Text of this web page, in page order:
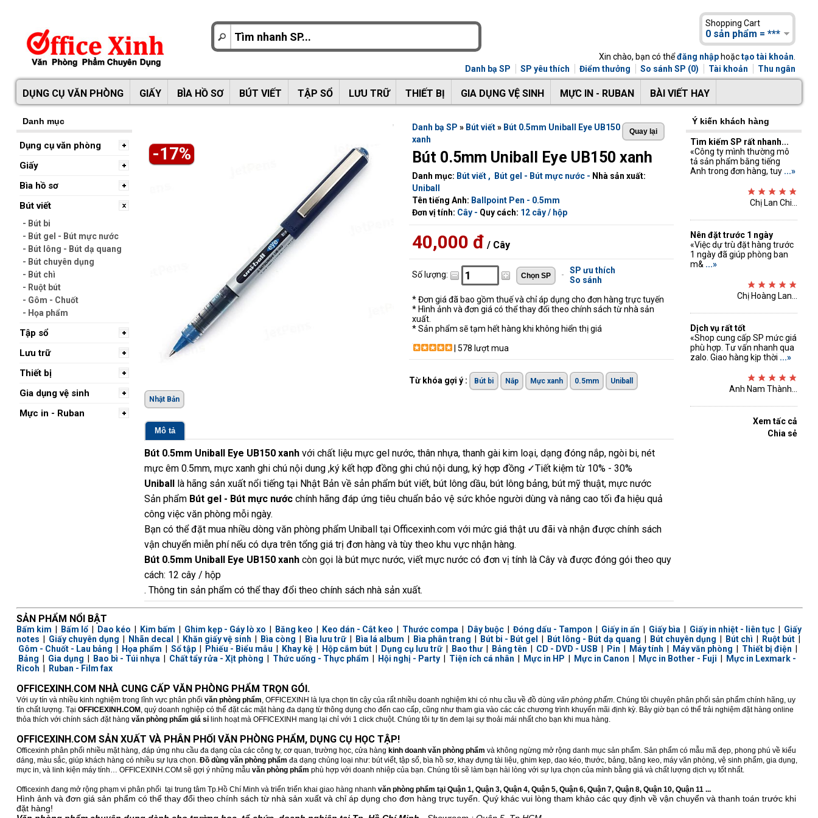
Shopping Cart
0 sản phẩm = ***
Xin chào, bạn có thểđăng nhập hoặctạo tài khoản
Danh bạ SP
SP yêu thích Điểm thưởng So sánh SP (0) Tài khoản Thu ngân
DỤNG CỤ VĂN PHÒNG GIẤY BÌA HỒ SƠ BÚT VIẾT TẬP SỔ LƯU TRỮ THIẾT BỊ GIA DỤNG VỆ SINH MỰC IN - RUBAN BÀI VIẾT HAY
Danh mục
Dụng cụ văn phòng
Giấy
Bìa hồ sơ
Bút viết
- Bút bi
- Bút gel - Bút mực nước
- Bút lông - Bút dạ quang
- Bút chuyên dụng
- Bút chì
- Ruột bút
- Gôm - Chuốt
- Họa phẩm
Tập sổ
Lưu trữ
Thiết bị
Gia dụng vệ sinh
Mực in - Ruban
Ý kiến khách hàng
Tìm kiếm SP rất nhanh...
«Công ty mình thường mô
tả sản phẩm bằng tiếng
Anh trong đơn hàng, tuy ...»
Chị Lan Chi...
Nên đặt trước 1 ngày
«Việc dự trù đặt hàng trước
1 ngày đã giúp phòng ban
m& ...»
Chị Hoàng Lan...
Dịch vụ rất tốt
«Shop cung cấp SP mức giá
phù hợp. Tư vấn nhanh qua
zalo. Giao hàng kịp thời ...»
Anh Nam Thành...
Xem tấc cả
Chia sẻ
-17%
Danh bạ SP » Bút viết» Bút 0.5mm Uniball Eye UB150
xanh
Bút 0.5mm Uniball Eye UB150 xanh
Danh mục: Bút viết, Bút gel - Bút mực nước- Nhà sản xuất:
Uniball
Tên tiếng Anh: Ballpoint Pen - 0.5mm
Đơn vị tính: Cây - Quy cách: 12 cây / hộp
40,000 đ / Cây
Số lượng: - SP ưu thích
So sánh
* Đơn giá đã bao gồm thuế và chỉ áp dụng cho đơn hàng trực tuyến
* Hình ảnh và đơn giá có thể thay đổi theo chính sách từ nhà sản
xuất.
* Sản phẩm sẽ tạm hết hàng khi không hiển thị giá
| 578 lượt mua
Từ khóa gợi ý : Bút bi Nắp Mực xanh 0.5mm Uniball
Nhật Bản
Mô tả
Bút 0.5mm Uniball Eye UB150 xanhvới chất liệu mực gel nước, thân nhựa, thanh gài kim loại, dạng đóng nắp, ngòi bi, nét
mực êm 0.5mm, mực xanh ghi chú nội dung ,ký kết hợp đồng ghi chú nội dung, ký hợp đồng ✓Tiết kiệm từ 10% - 30%
Uniballlà hãng sản xuất nổi tiếng tại Nhật Bản về sản phẩm bút viết, bút lông dầu, bút lông bảng, bút mỹ thuật, mực nước
Sản phẩm Bút gel - Bút mực nướcchính hãng đáp ứng tiêu chuẩn bảo vệ sức khỏe người dùng và nâng cao tối đa hiệu quả
công việc văn phòng mỗi ngày.
Bạn có thể đặt mua nhiều dòng văn phòng phẩm Uniball tại Officexinh.com với mức giá thật ưu đãi và nhận được chính sách
vận chuyển miễn phí nếu có dựa trên tổng giá trị đơn hàng và tùy theo khu vực nhận hàng.
Bút 0.5mm Uniball Eye UB150 xanhcòn gọi là bút mực nước, viết mực nước có đơn vị tính là Cây và được đóng gói theo quy
cách: 12 cây / hộp
. Thông tin sản phẩm có thể thay đổi theo chính sách nhà sản xuất.
SẢN PHẨM NỔI BẬT
Bấm kim Bấm lổ| Dao kéo Kim bấm Ghim kẹp - Gáy lò xo Băng keo Keo dán - Cắt keo Thước compa Dây buộc| Đóng dấu - Tampon Giấy in ấn Giấy bìa Giấy in nhiệt - liên tục| Giấy
notes
Giấy chuyên dụng Nhãn decal Khăn giấy vệ sinh Bìa còng Bìa lưu trữ| Bìa lá album Bìa phân trang Bút bi - Bút gel Bút lông - Bút dạ quang Bút chuyên dụng Bút chì Ruột bút|
Gôm - Chuốt - Lau bảng
Họa phẩm Sổ tập| Phiếu - Biểu mẫu Khay kệ| Hộp cắm bút| Dụng cụ lưu trữ| Bao thư| Bảng tên CD - DVD - USB Pin Máy tính Máy văn phòng Thiết bị điện
Bảng
Gia dụng Bao bì - Túi nhựa Chất tẩy rửa - Xịt phòng Thức uống - Thực phẩm Hội nghị - Party| Tiện ích cá nhân Mực in HP Mực in Canon Mực in Bother - Fuji
Mực in Lexmark -
Ricoh
Ruban - Film fax
OFFICEXINH.COM NHÀ CUNG CẤP VĂN PHÒNG PHẨM TRỌN GÓI.
Với uy tín và nhiều kinh nghiệm trong lĩnh vực phân phối văn phòng phẩm, OFFICEXINH là lựa chọn tin cậy của rất nhiều doanh nghiệm khi có nhu cầu về đồ dùng văn phòng phẩm. Chúng tôi chuyên phân phối sản phẩm chính hãng, uy
tín chất lượng. Tại OFFICEXINH.COM , quý doanh nghiệp có thể đặt các mặt hàng đa dạng từ thông dụng cho đến cao cấp, cũng như tham gia vào các các chương trình khuyến mãi định kỳ. Bây giờ bạn có thể trải nghiệm đặt hàng online
thỏa thích với chính sách đặt hàng văn phòng phẩm giá sỉlinh hoạt mà OFFICEXINH mang lại chỉ với 1 click chuột. Chúng tôi tự tin đem lại sự thoải mái nhất cho bạn khi mua hàng.
OFFICEXINH.COM SẢN XUẤT VÀ PHÂN PHỐI VĂN PHÒNG PHẨM, DỤNG CỤ HỌC TẬP!
Officexinh phân phối nhiều mặt hàng, đáp ứng nhu cầu đa dạng của các công ty, cơ quan, trường học, cửa hàng kinh doanh văn phòng phẩm và không ngừng mở rộng danh mục sản phẩm. Sản phẩm có mẫu mã đẹp, phong phú về kiểu
dáng, màu sắc, giúp khách hàng có nhiều sự lựa chọn. Đồ dùng văn phòng phẩm đa dạng chủng loại như: bút viết, tập sổ, bìa hồ sơ, khay đựng tài liệu, ghim kẹp, dao kéo, thước, bảng, băng keo, máy văn phòng, vệ sinh phẩm, gia dụng,
mực in, và linh kiện máy tính… OFFICEXINH.COM sẽ gợi ý những mẫu văn phòng phẩm phù hợp với doanh nhiệp của bạn. Chúng tôi sẽ làm bạn hài lòng với sự lựa chọn của mình bằng giá và chất lượng dịch vụ tốt nhất.
Officexinh đang mở rộng phạm vi phân phối tại trung tâm Tp.Hồ Chí Minh và triển triển khai giao hàng nhanh văn phòng phẩm tại Quận 1, Quận 3, Quận 4, Quận 5, Quận 6, Quận 7, Quận 8, Quận 10, Quận 11 ...
Hình ảnh và đơn giá sản phẩm có thể thay đổi theo chính sách từ nhà sản xuất và chỉ áp dụng cho đơn hàng trực tuyến. Quý khác vui lòng tham khảo các quy định về vận chuyển và thanh toán trước khi
đặt hàng!